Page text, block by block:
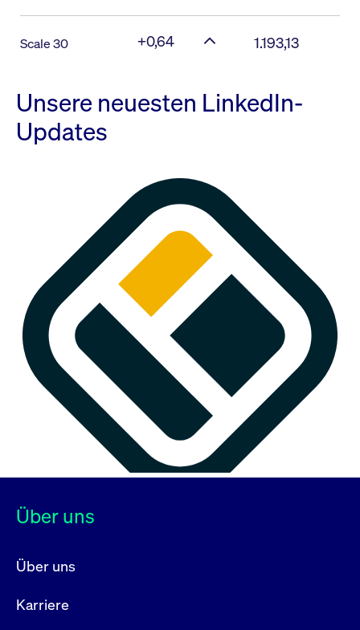
Scale 30 +0,64 1.193,13
Unsere neuesten LinkedIn-
Updates
Über uns
Über uns
Karriere